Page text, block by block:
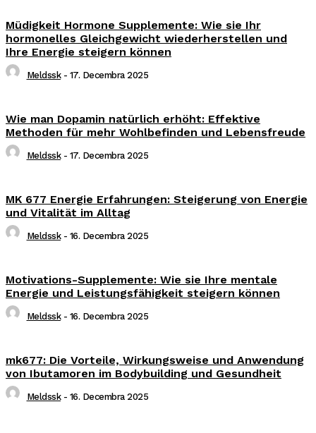
Müdigkeit Hormone Supplemente: Wie sie Ihr
hormonelles Gleichgewicht wiederherstellen und
Ihre Energie steigern können
Meldssk - 17. Decembra 2025
Wie man Dopamin natürlich erhöht: Effektive
Methoden für mehr Wohlbefinden und Lebensfreude
Meldssk - 17. Decembra 2025
MK 677 Energie Erfahrungen: Steigerung von Energie
und Vitalität im Alltag
Meldssk - 16. Decembra 2025
Motivations-Supplemente: Wie sie Ihre mentale
Energie und Leistungsfähigkeit steigern können
Meldssk - 16. Decembra 2025
mk677: Die Vorteile, Wirkungsweise und Anwendung
von Ibutamoren im Bodybuilding und Gesundheit
Meldssk - 16. Decembra 2025